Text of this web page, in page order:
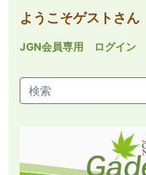
ようこそゲストさん
JGN会員専用 ログイン